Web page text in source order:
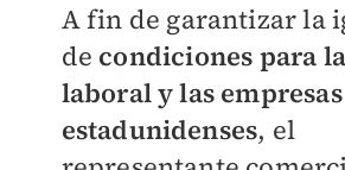
A fin de garantizar la
de condiciones para
laboral y las empresas
estadunidenses, el